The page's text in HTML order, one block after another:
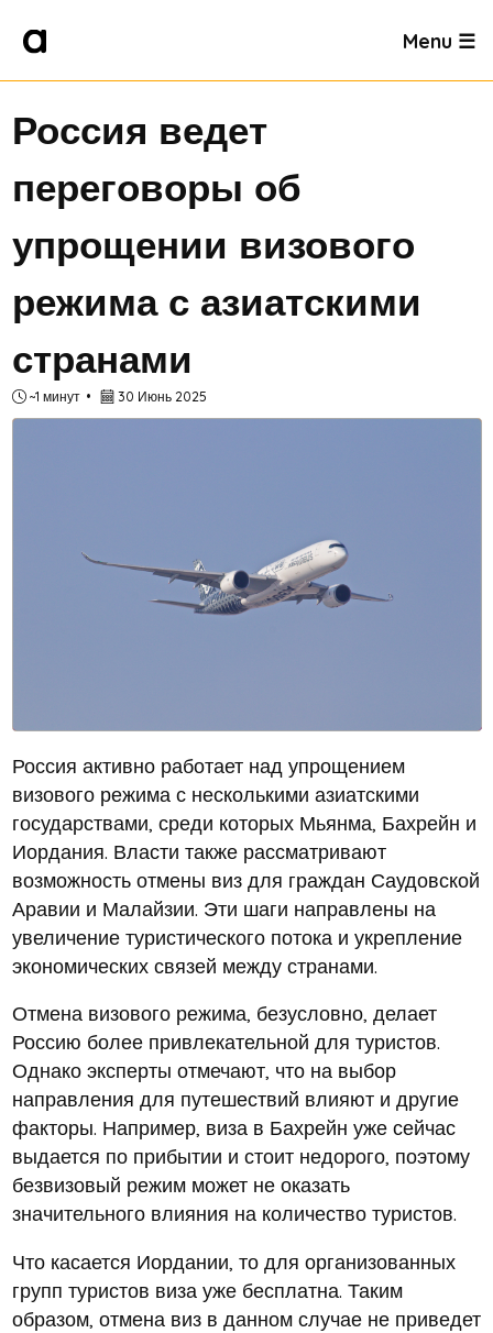
Menu ☰
Россия ведет
переговоры об
упрощении визового
режима с азиатскими
странами
~1 минут 30 Июнь 2025
Россия активно работает над упрощением
визового режима с несколькими азиатскими
государствами, среди которых Мьянма, Бахрейн и
Иордания. Власти также рассматривают
возможность отмены виз для граждан Саудовской
Аравии и Малайзии. Эти шаги направлены на
увеличение туристического потока и укрепление
экономических связей между странами.
Отмена визового режима, безусловно, делает
Россию более привлекательной для туристов.
Однако эксперты отмечают, что на выбор
направления для путешествий влияют и другие
факторы. Например, виза в Бахрейн уже сейчас
выдается по прибытии и стоит недорого, поэтому
безвизовый режим может не оказать
значительного влияния на количество туристов.
Что касается Иордании, то для организованных
групп туристов виза уже бесплатна. Таким
образом, отмена виз в данном случае не приведет